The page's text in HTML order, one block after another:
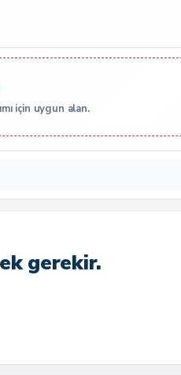
için uygun alan.
gerekir.